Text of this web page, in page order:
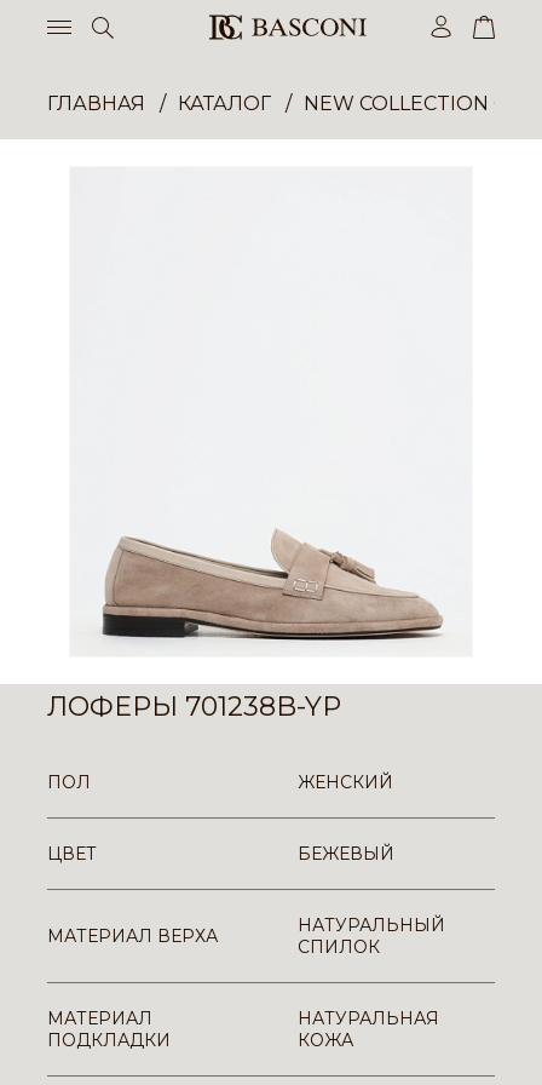
ГЛАВНАЯ КАТАЛОГ NEW COLLECTION
ЛОФЕРЫ 701238B-YP
ПОЛ ЖЕНСКИЙ
ЦВЕТ БЕЖЕВЫЙ
МАТЕРИАЛ ВЕРХА
НАТУРАЛЬНЫЙ
СПИЛОК
МАТЕРИАЛ
ПОДКЛАДКИ
НАТУРАЛЬНАЯ
КОЖА